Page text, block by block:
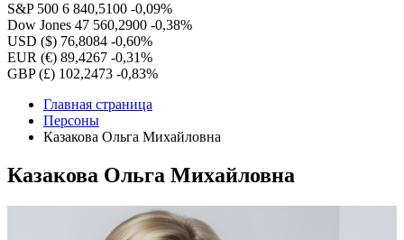
S&P 500 6 840,5100 -0,09%
Dow Jones 47 560,2900 -0,38%
USD ($) 76,8084 -0,60%
EUR (€) 89,4267 -0,31%
GBP (£) 102,2473 -0,83%
Главная страница
Персоны
Казакова Ольга Михайловна
Казакова Ольга Михайловна